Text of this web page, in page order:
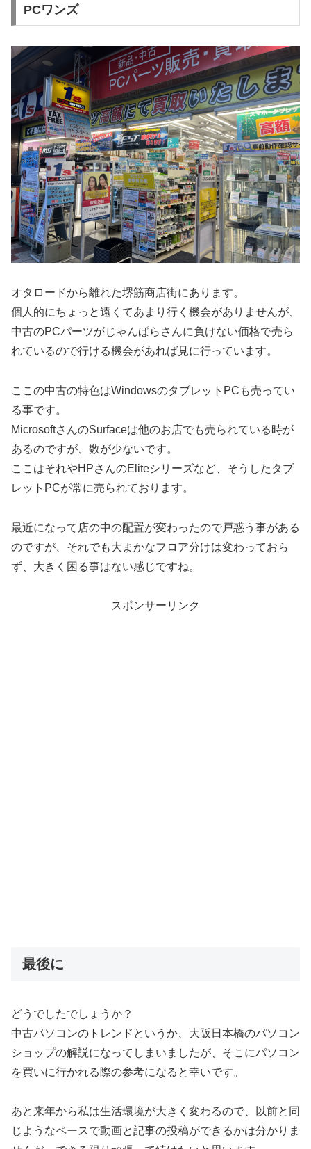
PCワンズ
オタロードから離れた堺筋商店街にあります。
個人的にちょっと遠くてあまり行く機会がありませんが、
中古のPCパーツがじゃんぱらさんに負けない価格で売ら
れているので行ける機会があれば見に行っています。
ここの中古の特色はWindowsのタブレットPCも売ってい
る事です。
MicrosoftさんのSurfaceは他のお店でも売られている時が
あるのですが、数が少ないです。
ここはそれやHPさんのEliteシリーズなど、そうしたタブ
レットPCが常に売られております。
最近になって店の中の配置が変わったので戸惑う事がある
のですが、それでも大まかなフロア分けは変わっておら
ず、大きく困る事はない感じですね。
スポンサーリンク
最後に
どうでしたでしょうか？
中古パソコンのトレンドというか、大阪日本橋のパソコン
ショップの解説になってしまいましたが、そこにパソコン
を買いに行かれる際の参考になると幸いです。
あと来年から私は生活環境が大きく変わるので、以前と同
じようなペースで動画と記事の投稿ができるかは分かりま